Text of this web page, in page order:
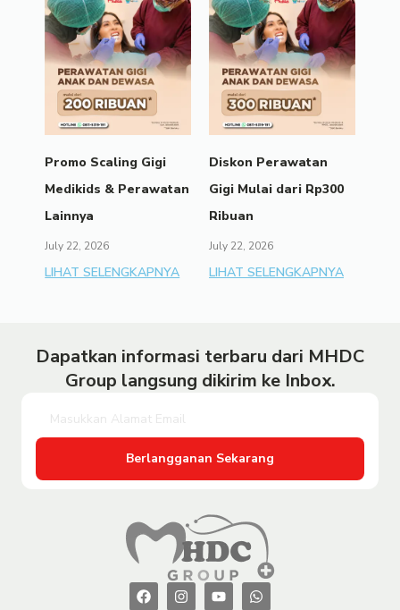
Promo Scaling Gigi
Medikids & Perawatan
Lainnya
July 22, 2026
LIHAT SELENGKAPNYA
Diskon Perawatan
Gigi Mulai dari Rp300
Ribuan
July 22, 2026
LIHAT SELENGKAPNYA
Dapatkan informasi terbaru dari MHDC
Group langsung dikirim ke Inbox.
Berlangganan Sekarang